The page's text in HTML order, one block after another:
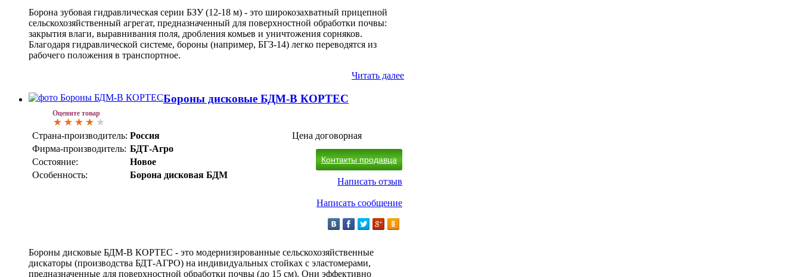
Борона зубовая гидравлическая серии БЗУ (12-18 м) - это широкозахватный прицепной
сельскохозяйственный агрегат, предназначенный для поверхностной обработки почвы:
закрытия влаги, выравнивания поля, дробления комьев и уничтожения сорняков.
Благодаря гидравлической системе, бороны (например, БГЗ-14) легко переводятся из
рабочего положения в транспортное.
Читать далее
Оцените товар
Бороны дисковые БДМ-В КОРТЕС
Страна-производитель: Россия
Фирма-производитель: БДТ-Агро
Состояние:
Новое
Особенность:
Борона дисковая БДМ
Цена договорная
Контакты продавца
Написать отзыв
Написать сообщение
Бороны дисковые БДМ-В КОРТЕС - это модернизированные сельскохозяйственные
дискаторы (производства БДТ-АГРО) на индивидуальных стойках с эластомерами,
предназначенные для поверхностной обработки почвы (до 15 см). Они эффективно